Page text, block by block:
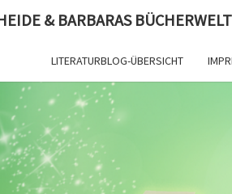
& BARBARAS BÜCHERWELT
LITERATURBLOG-ÜBERSICHT